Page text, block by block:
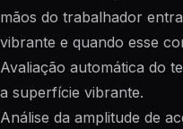
mãos do trabalhador
vibrante e quando esse
Avaliação automática do
a superfície vibrante.
Análise da amplitude de